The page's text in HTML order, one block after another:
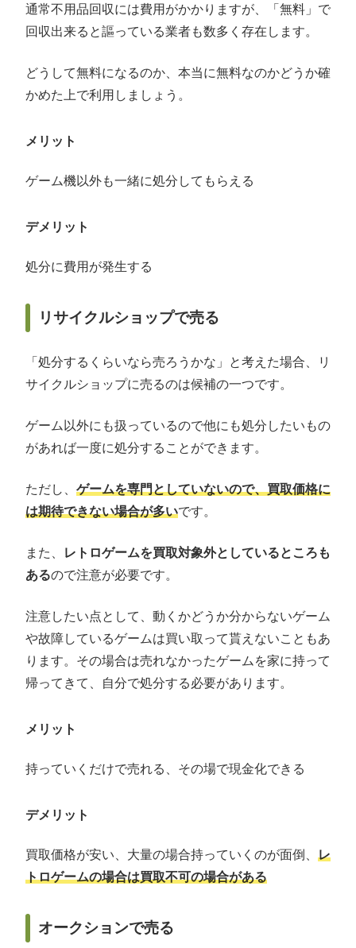
通常不用品回収には費用がかかりますが、「無料」で
回収出来ると謳っている業者も数多く存在します。
どうして無料になるのか、本当に無料なのかどうか確
かめた上で利用しましょう。
メリット
ゲーム機以外も一緒に処分してもらえる
デメリット
処分に費用が発生する
リサイクルショップで売る
「処分するくらいなら売ろうかな」と考えた場合、リ
サイクルショップに売るのは候補の一つです。
ゲーム以外にも扱っているので他にも処分したいもの
があれば一度に処分することができます。
ただし、 ゲームを専門としていないので、買取価格に
は期待できない場合が多いです。
また、
レトロゲームを買取対象外としているところも
あるので注意が必要です。
注意したい点として、動くかどうか分からないゲーム
や故障しているゲームは買い取って貰えないこともあ
ります。その場合は売れなかったゲームを家に持って
帰ってきて、自分で処分する必要があります。
メリット
持っていくだけで売れる、その場で現金化できる
デメリット
買取価格が安い、大量の場合持っていくのが面倒、 レ
トロゲームの場合は買取不可の場合がある
オークションで売る